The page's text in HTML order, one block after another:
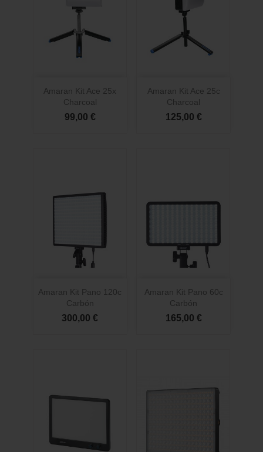
Amaran Kit Ace 25x
Charcoal
99,00 €
Amaran Kit Ace 25c
Charcoal
125,00 €
Amaran Kit Pano 120c
Carbón
300,00 €
Amaran Kit Pano 60c
Carbón
165,00 €